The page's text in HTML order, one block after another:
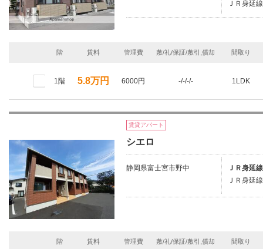
ＪＲ身延
階 賃料 管理費 敷/礼/保証/敷引,償却 間取り
1階 5.8万円 6000円 -/-/-/- 1LDK
賃貸アパート
シエロ
静岡県富士宮市野中
ＪＲ身延
ＪＲ身延
階 賃料 管理費 敷/礼/保証/敷引,償却 間取り